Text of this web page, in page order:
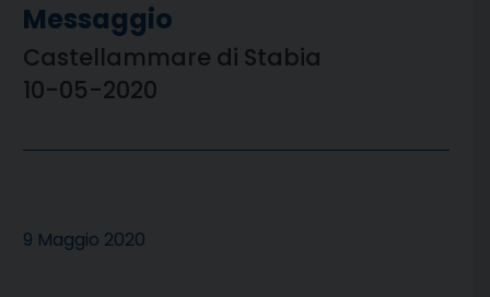
Messaggio
Castellammare di Stabia
10-05-2020
9 Maggio 2020